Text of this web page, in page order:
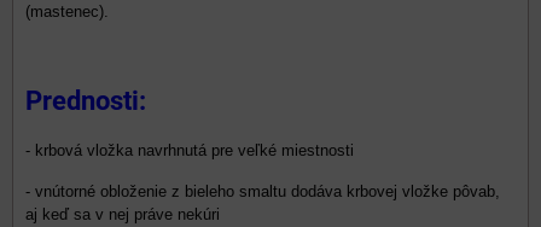
(mastenec).
Prednosti:
- krbová vložka navrhnutá pre veľké miestnosti
- vnútorné obloženie z bieleho smaltu dodáva krbovej vložke pôvab,
aj keď sa v nej práve nekúri